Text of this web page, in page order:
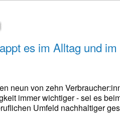
es im Alltag und
neun von zehn
immer wichtiger - sei es
Umfeld nachhaltiger